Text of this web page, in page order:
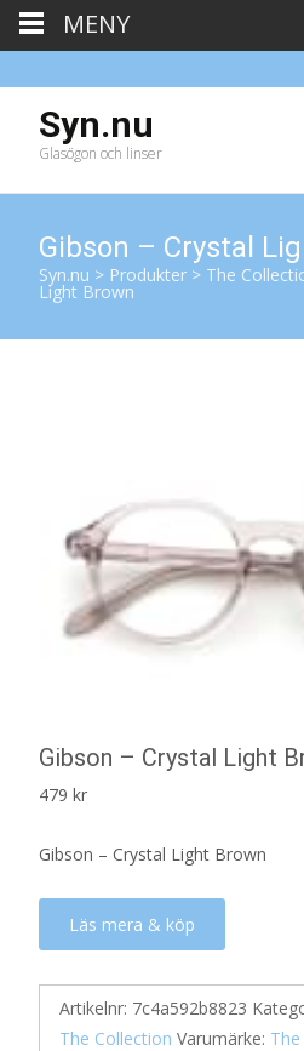
Syn.nu
Glasögon och linser
Gibson – Crystal
Syn.nu > Produkter > The
Light Brown
Gibson – Crystal Light
479 kr
Gibson – Crystal Light Brown
Läs mera & köp
Artikelnr: 7c4a592b8823
The Collection Varumärke:
MENY